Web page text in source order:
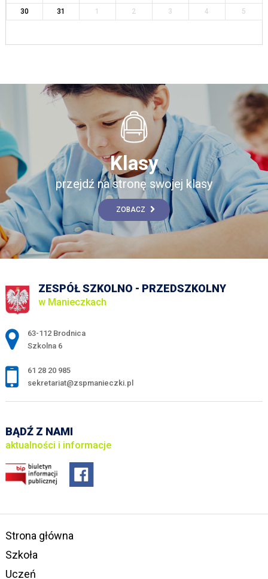
30
31 1 2 3 4 5
Klasy
przejdź na stronę swojej klasy
ZOBACZ
ZESPÓŁ SZKOLNO - PRZEDSZKOLNY
w Manieczkach
Adres pocztowy:
63-112 Brodnica
Szkolna 6
61 28 20 985
sekretariat@zspmanieczki.pl
BĄDŹ Z NAMI
aktualności i informacje
Strona główna
Szkoła
Uczeń